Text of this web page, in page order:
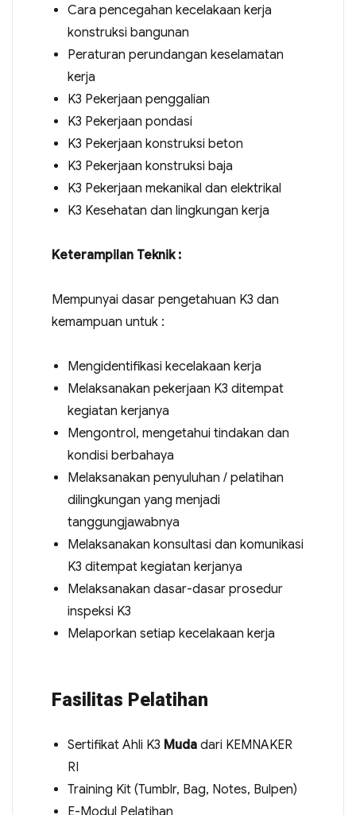
Cara pencegahan kecelakaan kerja
konstruksi bangunan
Peraturan perundangan keselamatan
kerja
K3 Pekerjaan penggalian
K3 Pekerjaan pondasi
K3 Pekerjaan konstruksi beton
K3 Pekerjaan konstruksi baja
K3 Pekerjaan mekanikal dan elektrikal
K3 Kesehatan dan lingkungan kerja
Keterampilan Teknik :
Mempunyai dasar pengetahuan K3 dan
kemampuan untuk :
Mengidentifikasi kecelakaan kerja
Melaksanakan pekerjaan K3 ditempat
kegiatan kerjanya
Mengontrol, mengetahui tindakan dan
kondisi berbahaya
Melaksanakan penyuluhan / pelatihan
dilingkungan yang menjadi
tanggungjawabnya
Melaksanakan konsultasi dan komunikasi
K3 ditempat kegiatan kerjanya
Melaksanakan dasar-dasar prosedur
inspeksi K3
Melaporkan setiap kecelakaan kerja
Fasilitas Pelatihan
Sertifikat Ahli K3 Mudadari KEMNAKER
RI
Training Kit (Tumblr, Bag, Notes, Bulpen)
E-Modul Pelatihan